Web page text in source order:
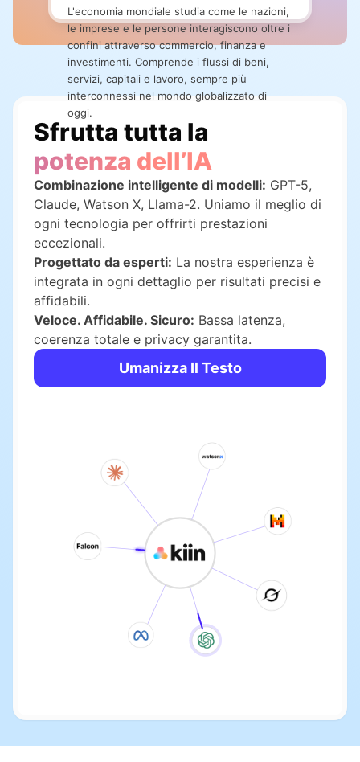
L'economia mondiale studia come le nazioni,
le imprese e le persone interagiscono oltre i
confini attraverso commercio, finanza e
investimenti. Comprende i flussi di beni,
servizi, capitali e lavoro, sempre più
interconnessi nel mondo globalizzato di
oggi.
Sfrutta tutta la
potenza dell’IA
Combinazione intelligente di modelli: GPT-5,
Claude, Watson X, Llama-2. Uniamo il meglio di
ogni tecnologia per offrirti prestazioni
eccezionali.
Progettato da esperti: La nostra esperienza è
integrata in ogni dettaglio per risultati precisi e
affidabili.
Veloce. Affidabile. Sicuro: Bassa latenza,
coerenza totale e privacy garantita.
Umanizza Il Testo